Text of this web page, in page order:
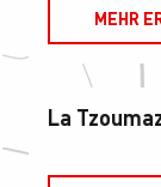
MEHR
La